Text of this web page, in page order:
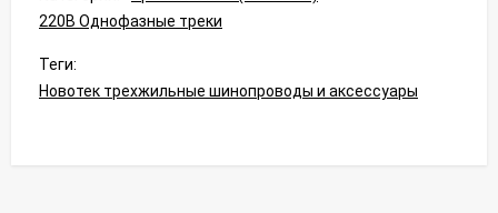
220В Однофазные треки
Теги:
Новотек трехжильные шинопроводы и аксессуары